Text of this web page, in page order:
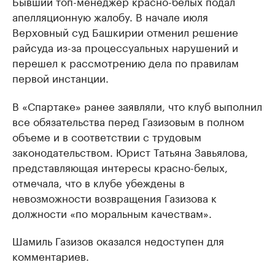
апелляционную жалобу. В начале июля
Верховный суд Башкирии отменил решение
райсуда из-за процессуальных нарушений и
перешел к рассмотрению дела по правилам
первой инстанции.
В «Спартаке» ранее заявляли, что клуб выполнил
все обязательства перед Газизовым в полном
объеме и в соответствии с трудовым
законодательством. Юрист Татьяна Завьялова,
представляющая интересы красно-белых,
отмечала, что в клубе убеждены в
невозможности возвращения Газизова к
должности «по моральным качествам».
Шамиль Газизов оказался недоступен для
комментариев.